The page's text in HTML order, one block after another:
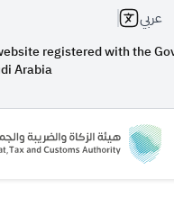
registered with the
Arabia
عربي